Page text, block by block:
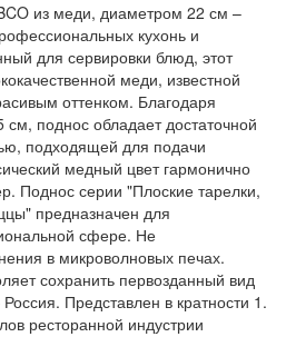
из меди, диаметром 22 см –
кухонь и
для сервировки блюд, этот
меди, известной
оттенком. Благодаря
поднос обладает достаточной
подходящей для подачи
медный цвет гармонично
Поднос серии "Плоские тарелки,
предназначен для
сфере. Не
в микроволновых печах.
сохранить первозданный вид
Представлен в кратности 1.
ресторанной индустрии